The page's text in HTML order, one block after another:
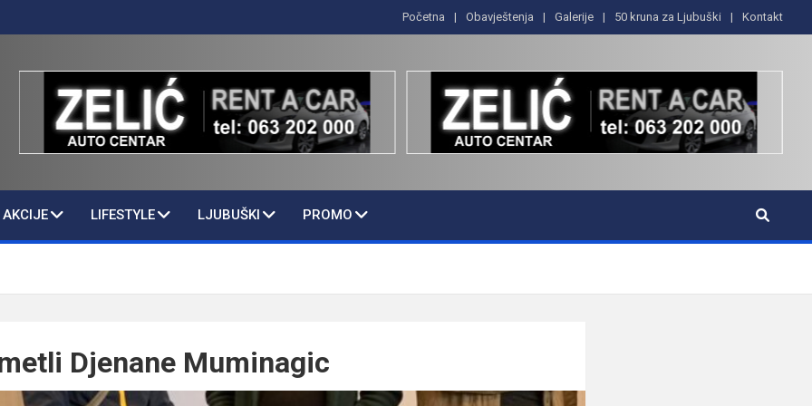
Početna Obavještenja Galerije 50 kruna za Ljubuški Kontakt
LIFESTYLE LJUBUŠKI PROMO
Djenane Muminagic